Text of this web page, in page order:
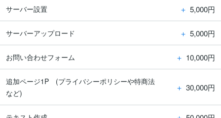
サーバー設置 ＋ 5,000円
サーバーアップロード ＋ 5,000円
お問い合わせフォーム ＋ 10,000円
追加ページ1P (プライバシーポリシーや特商法
など)
＋ 30,000円